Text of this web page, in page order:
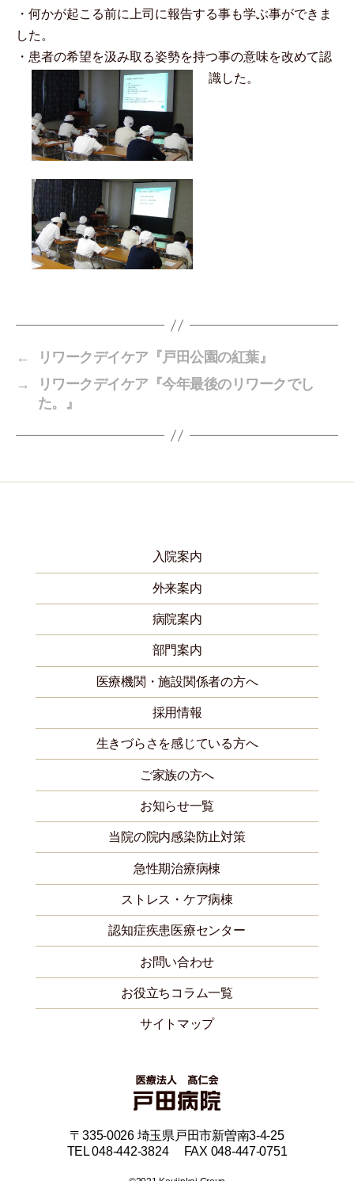
・何かが起こる前に上司に報告する事も学ぶ事ができま
した。
・患者の希望を汲み取る姿勢を持つ事の意味を改めて認
識した。
←
リワークデイケア『戸田公園の紅葉』
→
リワークデイケア『今年最後のリワークでし
た。』
入院案内
外来案内
病院案内
部門案内
医療機関・施設関係者の方へ
採用情報
生きづらさを感じている方へ
ご家族の方へ
お知らせ一覧
当院の院内感染防止対策
急性期治療病棟
ストレス・ケア病棟
認知症疾患医療センター
お問い合わせ
お役立ちコラム一覧
サイトマップ
〒335-0026 埼玉県戸田市新曽南3-4-25
TEL 048-442-3824 FAX 048-447-0751